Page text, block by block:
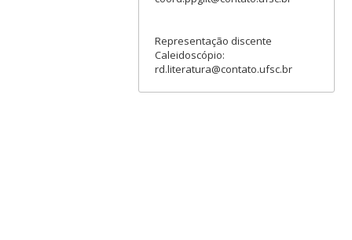
Representação discente
Caleidoscópio:
rd.literatura@contato.ufsc.br